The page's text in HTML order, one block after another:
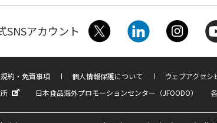
SNSアカウント
約・免責事項 個人情報保護について ウェブアクセシ
日本食品海外プロモーションセンター（JFOODO）